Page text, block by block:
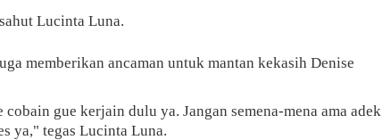
Lucinta Luna.
memberikan ancaman untuk mantan kekasih Denise
gue kerjain dulu ya. Jangan semena-mena ama adek
ya," tegas Lucinta Luna.